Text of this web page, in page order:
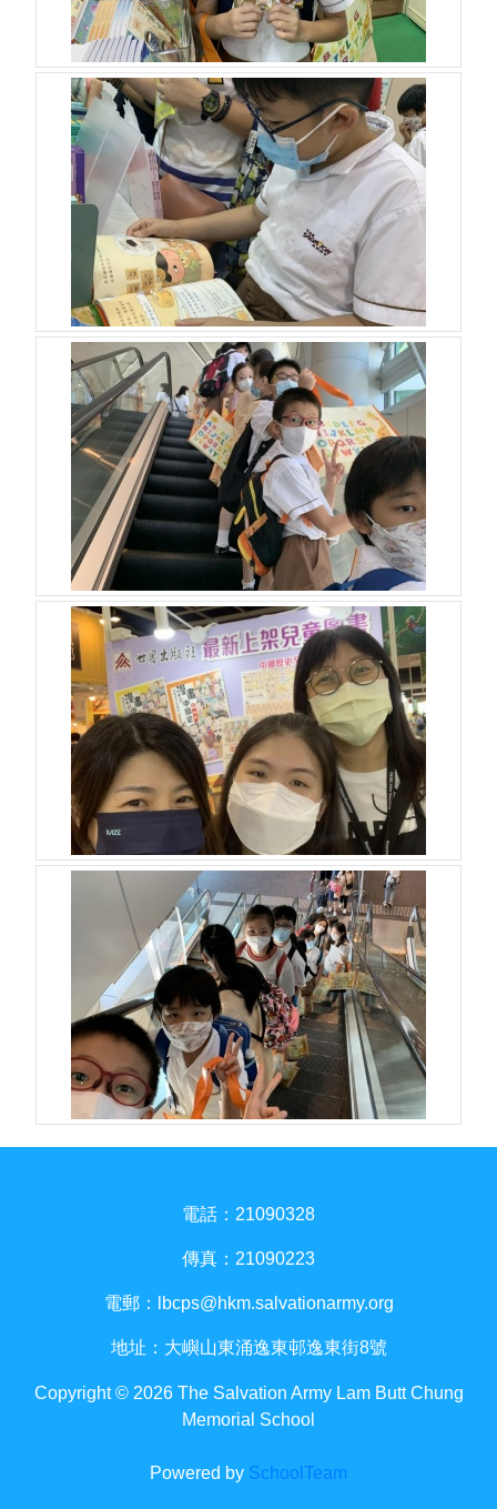
電話：21090328
傳真：21090223
電郵： lbcps@hkm.salvationarmy.org
地址：大嶼山東涌逸東邨逸東街8號
Copyright © 2026 The Salvation Army Lam Butt Chung
Memorial School
Powered by SchoolTeam